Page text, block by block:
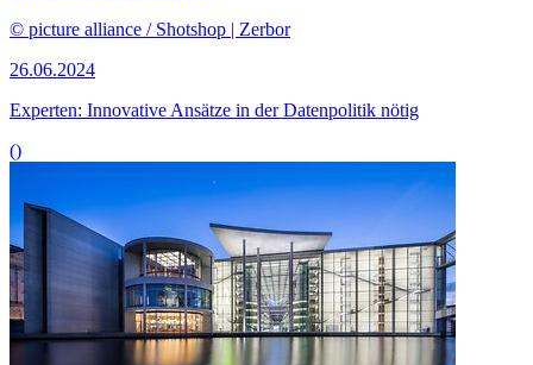
© picture alliance / Shotshop | Zerbor
26.06.2024
Experten: Innovative Ansätze in der Datenpolitik nötig
()